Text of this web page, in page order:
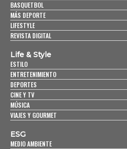
BASQUETBOL
MÁS DEPORTE
LIFESTYLE
REVISTA DIGITAL
Life & Style
ESTILO
ENTRETENIMIENTO
DEPORTES
CINE Y TV
MÚSICA
VIAJES Y GOURMET
ESG
MEDIO AMBIENTE